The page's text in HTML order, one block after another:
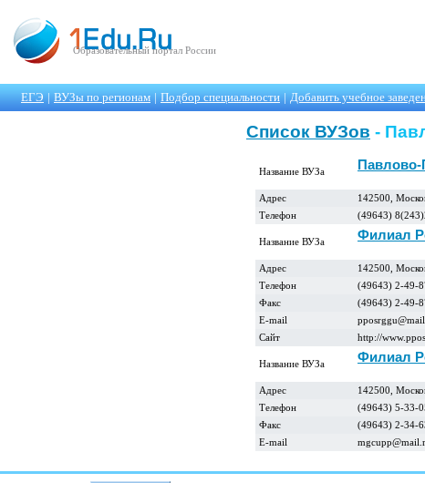
Образовательный портал России
ЕГЭ | ВУЗы по регионам | Подбор специальности | Добавить учебное
Список ВУЗов -
Название ВУЗа Павлово-
Адрес
142500,
Телефон
(49643)
Название ВУЗа Филиал
Адрес
142500,
Телефон
(49643) 2-49-
Факс
(49643) 2-49-
E-mail
Сайт
http://
Название ВУЗа Филиал
Адрес
142500,
Телефон
(49643) 5-33-
Факс
(49643) 2-34-
E-mail